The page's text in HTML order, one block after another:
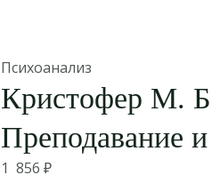
Психоанализ
Кристофер М.
Преподавание
1 856₽